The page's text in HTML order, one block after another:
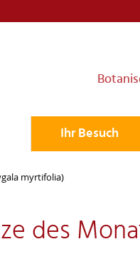
Ihr Besuch
myrtifolia)
des